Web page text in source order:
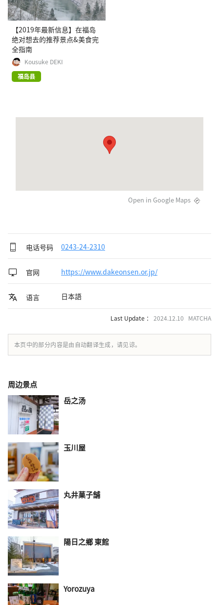
【2019年最新信息】在福岛
绝对想去的推荐景点&美食完
全指南
Kousuke DEKI
福岛县
Open in Google Maps
电话号码 0243-24-2310
官网 https://www.dakeonsen.or.jp/
语言 日本語
Last Update ： 2024.12.10 MATCHA
本页中的部分内容是由自动翻译生成，请见谅。
周边景点
岳之汤
玉川屋
丸井菓子舗
陽日之鄉 東館
Yorozuya